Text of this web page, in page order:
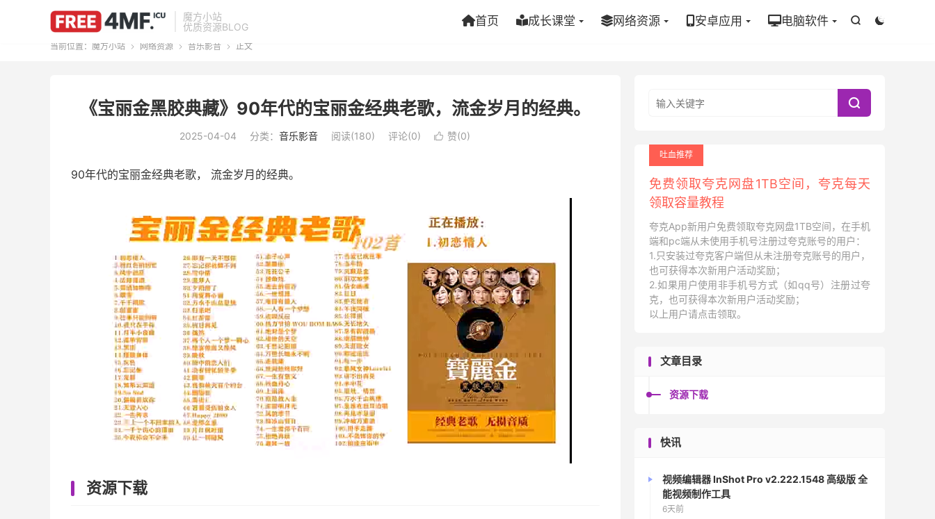
魔方小站
优质资源BLOG


首页 成长课堂 网络资源 安卓应用 电脑软件
当前位置： 魔方小站  网络资源  音乐影音  正文
《宝丽金黑胶典藏》90年代的宝丽金经典老歌，流金岁月的经典。
2025-04-04 分类： 音乐影音 阅读(180) 评论(0)  赞(0)
90年代的宝丽金经典老歌， 流金岁月的经典。
资源下载

吐血推荐
免费领取夸克网盘1TB空间，夸克每天
领取容量教程
夸克App新用户免费领取夸克网盘1TB空间，在手机
端和pc端从未使用手机号注册过夸克账号的用户：
1.只安装过夸克客户端但从未注册夸克账号的用户，
也可获得本次新用户活动奖励；
2.如果用户使用非手机号方式（如qq号）注册过夸
克，也可获得本次新用户活动奖励；
以上用户请点击领取。
文章目录
资源下载
快讯
视频编辑器 InShot Pro v2.222.1548 高级版 全
能视频制作工具
6天前